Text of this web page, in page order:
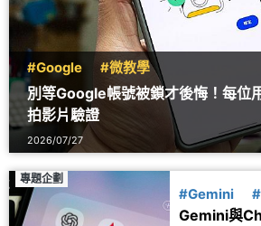
#Google #微教學
別等Google帳號被鎖才後悔！每位
拍影片驗證
2026/07/27
專題企劃
#Gemini
Gemini與